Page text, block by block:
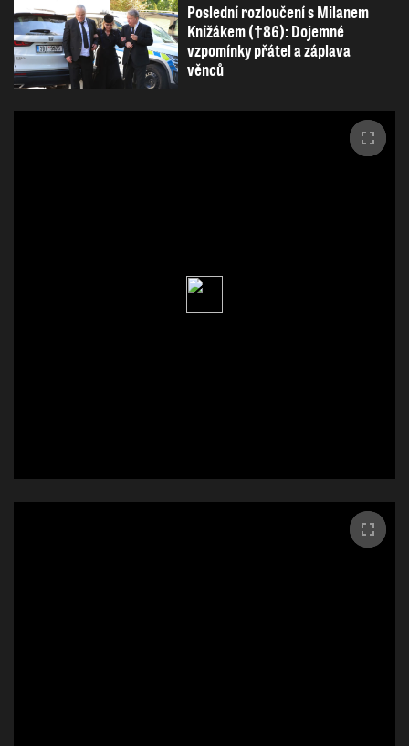
Poslední rozloučení s Milanem
Knížákem (†86): Dojemné
vzpomínky přátel a záplava
věnců